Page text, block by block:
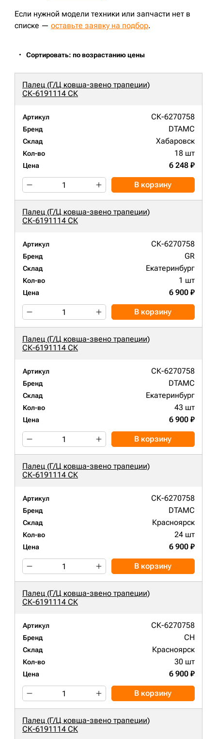
Если нужной модели техники или запчасти нет в
списке — оставьте заявку на подбор.
Сортировать: по возрастанию цены
Палец (Г/Ц ковша-звено трапеции)
СК-6191114 СК
Артикул СК-6270758
Бренд DTAMC
Склад Хабаровск
Кол-во 18 шт
Цена 6 248 ₽
В корзину
Палец (Г/Ц ковша-звено трапеции)
СК-6191114 СК
Артикул СК-6270758
Бренд GR
Склад Екатеринбург
Кол-во 1 шт
Цена 6 900 ₽
В корзину
Палец (Г/Ц ковша-звено трапеции)
СК-6191114 СК
Артикул СК-6270758
Бренд DTAMC
Склад Екатеринбург
Кол-во 43 шт
Цена 6 900 ₽
В корзину
Палец (Г/Ц ковша-звено трапеции)
СК-6191114 СК
Артикул СК-6270758
Бренд DTAMC
Склад Красноярск
Кол-во 24 шт
Цена 6 900 ₽
В корзину
Палец (Г/Ц ковша-звено трапеции)
СК-6191114 СК
Артикул СК-6270758
Бренд CH
Склад Красноярск
Кол-во 30 шт
Цена 6 900 ₽
В корзину
Палец (Г/Ц ковша-звено трапеции)
СК-6191114 СК